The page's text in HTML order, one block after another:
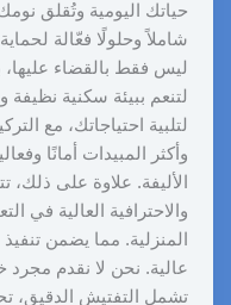
حياتك اليومية وتُقلق
شاملاً وحلولًا فعّالة
ليس فقط بالقضاء
لتنعم ببيئة سكنية
لتلبية احتياجاتك، مع
وأكثر المبيدات أمانًا
الأليفة. علاوة على ذلك،
والاحترافية العالية في
المنزلية. مما يضمن
عالية. نحن لا نقدم
تشمل التفتيش الدقيق،